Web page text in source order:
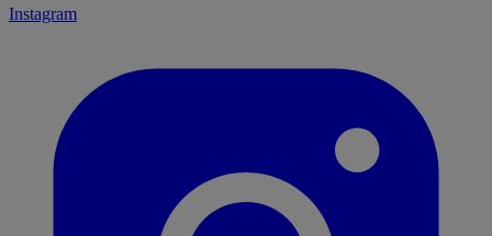
Instagram